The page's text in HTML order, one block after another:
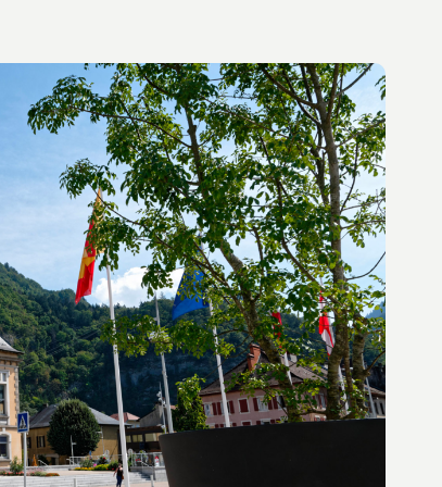
commercial RSAC 450 238 647 David
CAILLET 0672920206 - Pays du Mont-
blanc/Vallée de l’Arve Les informations sur
les risques auxquels ce bien est exposé sont
disponibles sur le site Géorisques :
www.georisques.gouv.fr